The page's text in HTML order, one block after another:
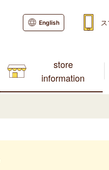
store
information
English